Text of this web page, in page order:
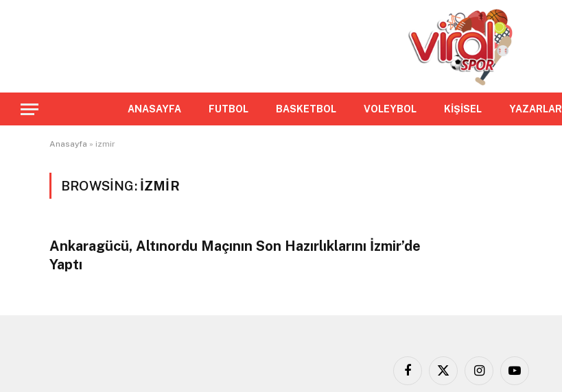
ANASAYFA FUTBOL BASKETBOL VOLEYBOL KİŞİSEL YAZARLAR
Anasayfa » izmir
BROWSING: IZMIR
Ankaragücü, Altınordu Maçının Son Hazırlıklarını İzmir’de
Yaptı
Facebook
X
InstagramYouTube